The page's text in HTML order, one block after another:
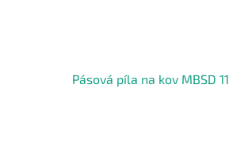
Pásová píla na kov MBSD